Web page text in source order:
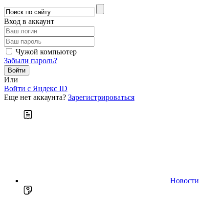
Вход в аккаунт
Чужой компьютер
Забыли пароль?
Или
Войти c Яндекс ID
Еще нет аккаунта? Зарегистрироваться
Новости